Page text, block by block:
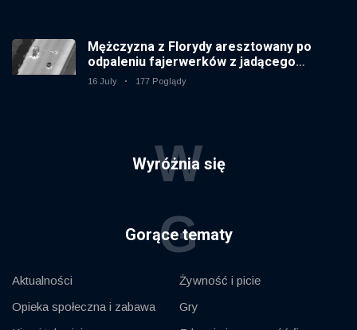
Mężczyzna z Florydy aresztowany po
odpaleniu fajerwerków z jadącego
samochodu
16 July 177 Poglądy
Wyróżnia się
W
Gorące tematy
G
Aktualności
Opieka społeczna i zabawa
Żywność i picie
Gry